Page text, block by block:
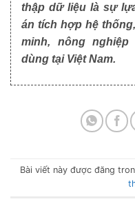
thập dữ liệu là sự
án tích hợp hệ
minh, nông
dùng tại Việt Nam.
Bài viết này được đăng